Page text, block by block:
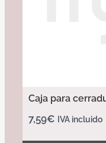
Caja para
7,59€ IVA incluido